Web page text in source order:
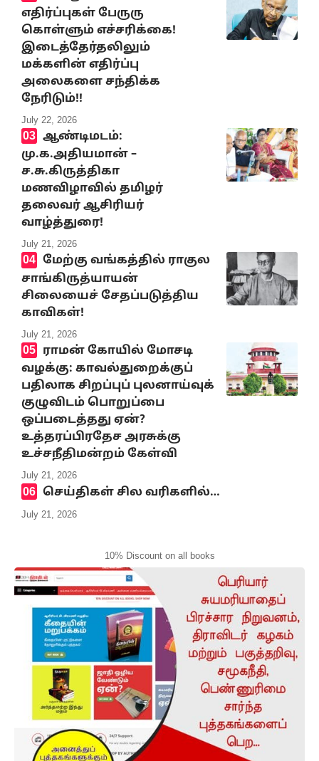
எதிர்ப்புகள் பேருரு
கொள்ளும் எச்சரிக்கை!
இடைத்தேர்தலிலும்
மக்களின் எதிர்ப்பு
அலைகளை சந்திக்க
நேரிடும்!!
July 22, 2026
ஆண்டிமடம்:
மு.க.அதியமான் –
ச.சு.கிருத்திகா
மணவிழாவில் தமிழர்
தலைவர் ஆசிரியர்
வாழ்த்துரை!
July 21, 2026
மேற்கு வங்கத்தில் ராகுல
சாங்கிருத்யாயன்
சிலையைச் சேதப்படுத்திய
காவிகள்!
July 21, 2026
ராமன் கோயில் மோசடி
வழக்கு: காவல்துறைக்குப்
பதிலாக சிறப்புப் புலனாய்வுக்
குழுவிடம் பொறுப்பை
ஒப்படைத்தது ஏன்?
உத்தரப்பிரதேச அரசுக்கு
உச்சநீதிமன்றம் கேள்வி
July 21, 2026
செய்திகள் சில வரிகளில்…
July 21, 2026
10% Discount on all books